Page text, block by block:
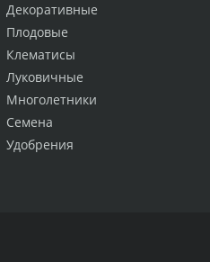
Декоративные
Плодовые
Клематисы
Луковичные
Многолетники
Семена
Удобрения